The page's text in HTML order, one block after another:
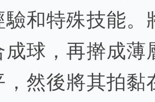
驗和特殊技能
成球，再擀成
，然後將其拍